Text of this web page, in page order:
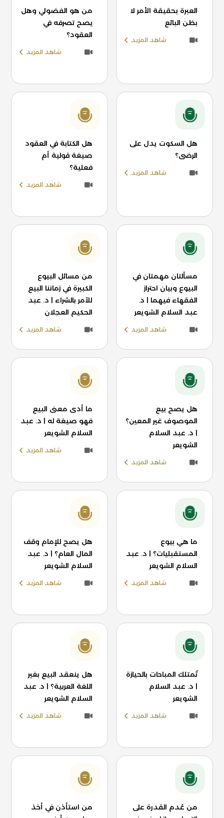
العبرة بحقيقة الأمر لا
بظن البائع
شاهد المزيد
من هو الفضولي وهل
يصح تصرفه في
العقود؟
شاهد المزيد
هل السكوت يدل على
الرضى؟
شاهد المزيد
هل الكتابة في العقود
صيغة قولية أم
فعلية؟
شاهد المزيد
مسألتان مهمتان في
البيوع وبيان احتراز
الفقهاء فيهما | د.
عبد السلام الشويعر
شاهد المزيد
من مسائل البيوع
الكبيرة في زماننا البيع
للآمر بالشراء | د. عبد
الحكيم العجلان
شاهد المزيد
هل يصح بيع
الموصوف غير المعين؟
| د. عبد السلام
الشويعر
شاهد المزيد
ما أدى معنى البيع
فهو صيغة له | د. عبد
السلام الشويعر
شاهد المزيد
ما هي بيوع
المستقبليات؟ | د. عبد
السلام الشويعر
شاهد المزيد
هل يصح للإمام وقف
المال العام؟ | د. عبد
السلام الشويعر
شاهد المزيد
تُمتلك المباحات بالحيازة
| د. عبد السلام
الشويعر
شاهد المزيد
هل ينعقد البيع بغير
اللغة العربية؟ | د. عبد
السلام الشويعر
شاهد المزيد
من عُدم القدرة على
من استأذن في أخذ